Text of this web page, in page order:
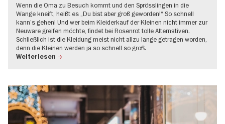
Wenn die Oma zu Besuch kommt und den Sprösslingen in die
Wange kneift, heißt es „Du bist aber groß geworden!“ So schnell
kann’s gehen! Und wer beim Kleiderkauf der Kleinen nicht immer zur
Neuware greifen möchte, findet bei Rosenrot tolle Alternativen.
Schließlich ist die Kleidung meist nicht allzu lange getragen worden,
denn die Kleinen werden ja so schnell so groß.
Weiterlesen